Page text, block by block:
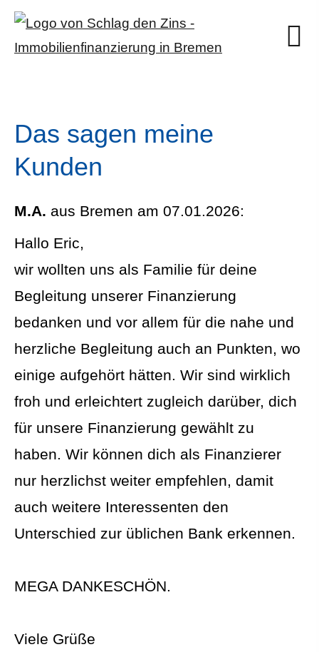
Das sagen meine
Kunden
M.A. aus Bremen am 07.01.2026:
Hallo Eric,
wir wollten uns als Familie für deine
Begleitung unserer Finanzierung
bedanken und vor allem für die nahe und
herzliche Begleitung auch an Punkten, wo
einige aufgehört hätten. Wir sind wirklich
froh und erleichtert zugleich darüber, dich
für unsere Finanzierung gewählt zu
haben. Wir können dich als Finanzierer
nur herzlichst weiter empfehlen, damit
auch weitere Interessenten den
Unterschied zur üblichen Bank erkennen.
MEGA DANKESCHÖN.
Viele Grüße